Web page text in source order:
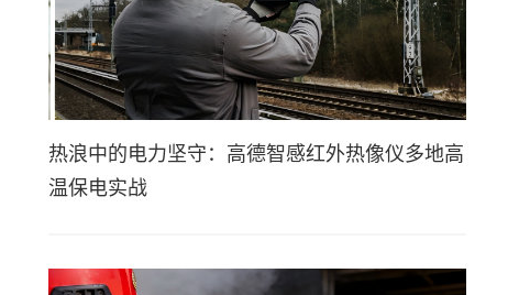
热浪中的电力坚守：高德智感红外热像仪多地高
温保电实战